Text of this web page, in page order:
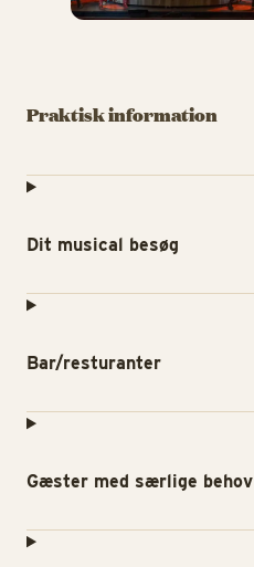
Praktisk information
Dit musical besøg
Bar/resturanter
Gæster med særlige behov